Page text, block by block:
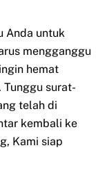
Anda untuk
mengganggu
hemat
surat-
telah di
kembali ke
Kami siap